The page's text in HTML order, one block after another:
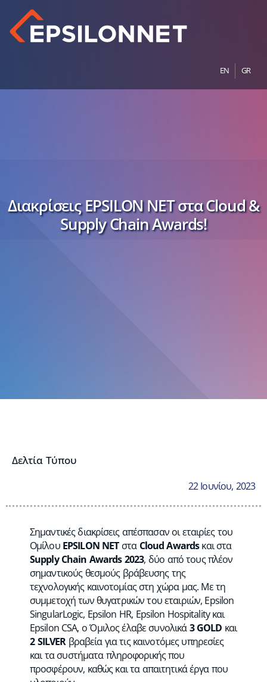
EN GR
Διακρίσεις EPSILON NET στα Cloud &
Supply Chain Awards!
Δελτία Τύπου
22 Ιουνίου, 2023
Σημαντικές διακρίσεις απέσπασαν οι εταιρίες του
Oμίλου EPSILON NETστα Cloud Awardsκαι στα
Supply Chain Awards2023, δύο από τους πλέον
σημαντικούς θεσμούς βράβευσης της
τεχνολογικής καινοτομίας στη χώρα μας. Με τη
συμμετοχή των θυγατρικών του εταιριών, Epsilon
SingularLogic, Epsilon HR, Epsilon Hospitality και
Epsilon CSA, o Όμιλος έλαβε συνολικά3GOLD και
2SILVERβραβεία για τις καινοτόμες υπηρεσίες
και τα συστήματα πληροφορικής που
προσφέρουν, καθώς και τα απαιτητικά έργα που